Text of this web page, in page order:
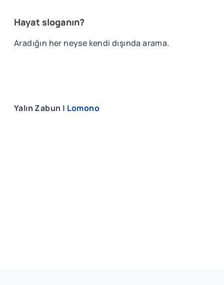
Hayat sloganın?
Aradığın her neyse kendi dışında arama.
Yalın Zabun | Lomono